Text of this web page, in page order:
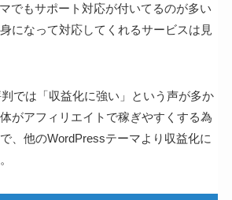
でもサポート対応が付いてるのが多い
になって対応してくれるサービスは見
では「収益化に強い」という声が多か
がアフィリエイトで稼ぎやすくする為
、他のWordPressテーマより収益化に